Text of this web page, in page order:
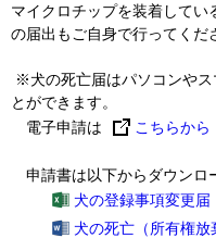
マイクロチップを装着して
の届出もご自身で行ってくだ
※犬の死亡届はパソコンやス
とができます。
電子申請は
こちらから
申請書は以下からダウンロ
犬の登録事項変更届
犬の死亡（所有権放